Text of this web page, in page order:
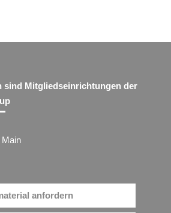
sind Mitgliedseinrichtungen der
Main
anfordern